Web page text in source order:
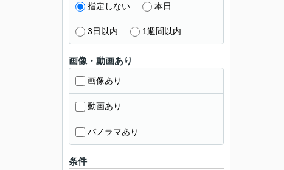
指定しない 本日
3日以内 1週間以内
画像・動画あり
画像あり
動画あり
パノラマあり
条件